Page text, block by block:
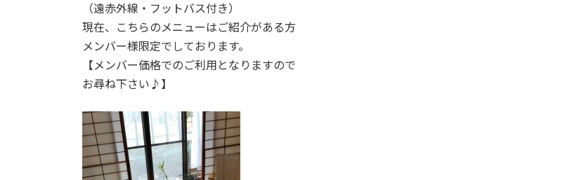
（遠赤外線・フットバス付き）
現在、こちらのメニューはご紹介がある方
メンバー様限定でしております。
【メンバー価格でのご利用となりますので
お尋ね下さい♪】